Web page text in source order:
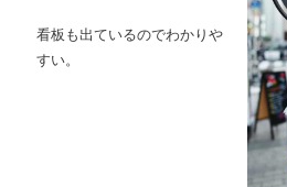
看板も出ているのでわかりや
すい。